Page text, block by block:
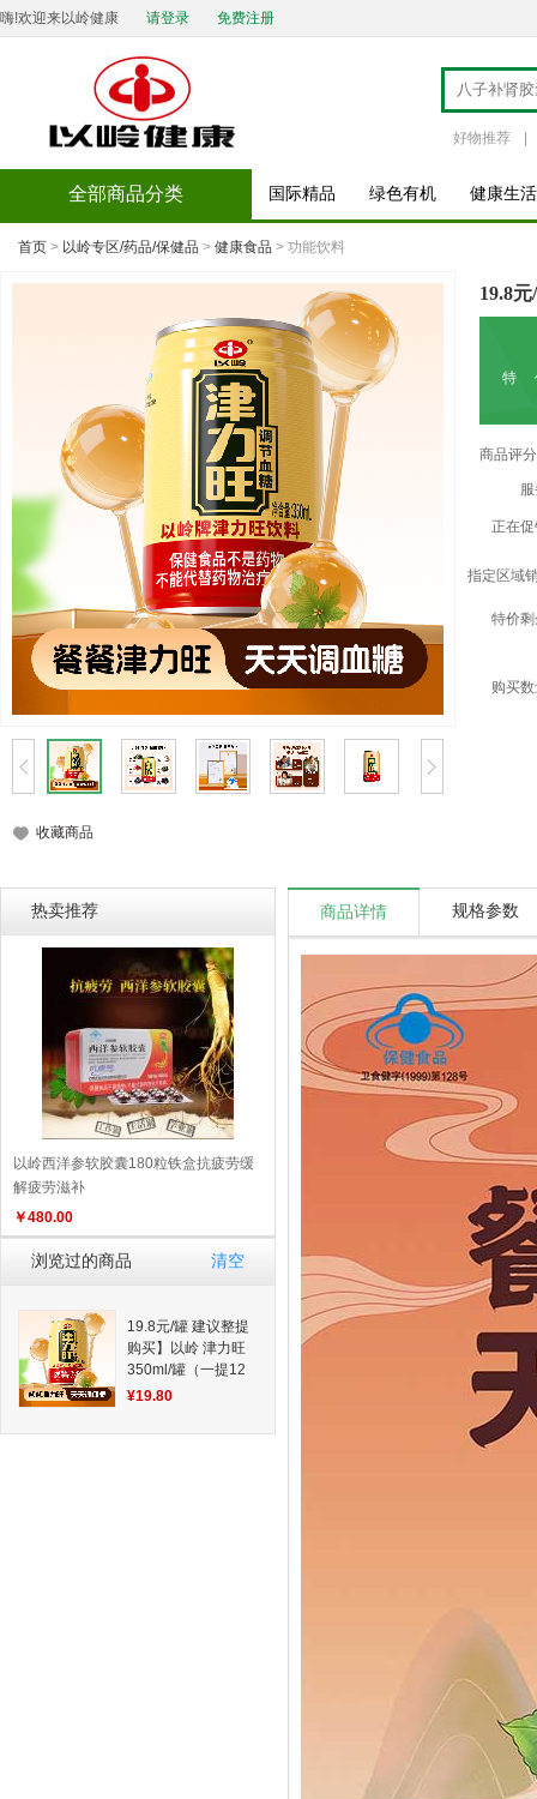
嗨!欢迎来以岭健康 请登录 免费注册
好物推荐
全部商品分类 国际精品 绿色有机 健康生活
首页 > 以岭专区/药品/保健品 > 健康食品 > 功能饮料
收藏商品
19.8
特
商品评
正在
指定区域
特价
购买
热卖推荐
以岭西洋参软胶囊180粒铁盒抗疲劳缓
解疲劳滋补
￥480.00
浏览过的商品 清空
19.8元/罐 建议整提
购买】以岭 津力旺
350ml/罐（一提12
罐 ） 好物推荐
¥19.80
商品详情 规格参数